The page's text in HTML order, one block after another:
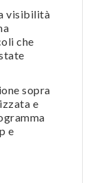
visibilità
che
sopra
e
e